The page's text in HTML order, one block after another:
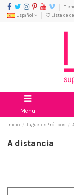
Español
Lista de
Menu
Inicio Juguetes Eróticos
A distancia